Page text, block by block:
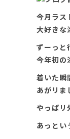
今月ラス
大好きな
ずーっと
今年初の
着いた瞬
あがリま
やっぱリ
あっとい